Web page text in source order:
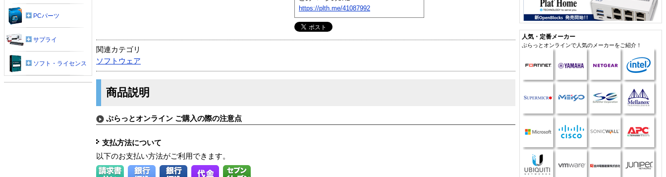
https://plth.me/41087992
関連カテゴリ
ソフトウェア
商品説明
ぷらっとオンライン ご購入の際の注意点
支払方法について
以下のお支払い方法がご利用できます。
PCパーツ
サプライ
ソフト・ライセンス
人気・定番メーカー
ぷらっとオンラインで人気のメーカーをご紹介！